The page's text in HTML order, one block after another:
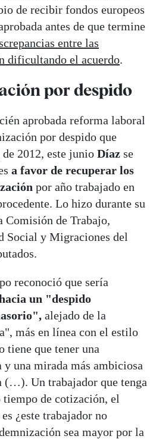
de recibir fondos europeos
antes de que termine
entre las
dificultando el acuerdo.
por despido
aprobada reforma laboral
por despido que
2012, este junio Díaz se
a favor de recuperar los
por año trabajado en
Lo hizo durante su
Comisión de Trabajo,
Social y Migraciones del
reconoció que sería
un "despido
alejado de la
más en línea con el estilo
tiene que tener una
una mirada más ambiciosa
(…). Un trabajador que tenga
tiempo de cotización, el
¿este trabajador no
sea mayor por la